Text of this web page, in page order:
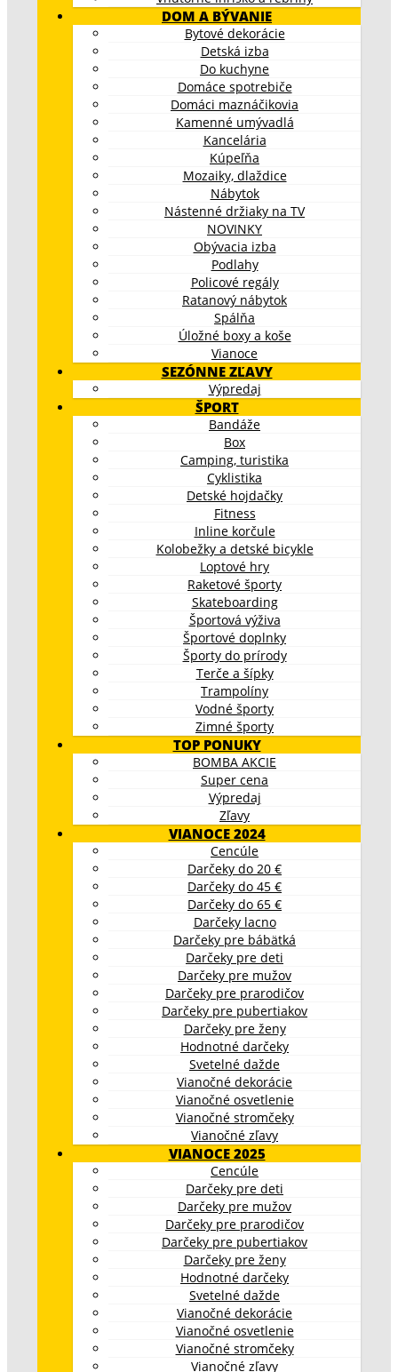
DOM A BÝVANIE
Bytové dekorácie
Detská izba
Do kuchyne
Domáce spotrebiče
Domáci maznáčikovia
Kamenné umývadlá
Kancelária
Kúpeľňa
Mozaiky, dlaždice
Nábytok
Nástenné držiaky na TV
NOVINKY
Obývacia izba
Podlahy
Policové regály
Ratanový nábytok
Spálňa
Úložné boxy a koše
Vianoce
SEZÓNNE ZĽAVY
Výpredaj
ŠPORT
Bandáže
Box
Camping, turistika
Cyklistika
Detské hojdačky
Fitness
Inline korčule
Kolobežky a detské bicykle
Loptové hry
Raketové športy
Skateboarding
Športová výživa
Športové doplnky
Športy do prírody
Terče a šípky
Trampolíny
Vodné športy
Zimné športy
TOP PONUKY
BOMBA AKCIE
Super cena
Výpredaj
Zľavy
VIANOCE 2024
Cencúle
Darčeky do 20 €
Darčeky do 45 €
Darčeky do 65 €
Darčeky lacno
Darčeky pre bábätká
Darčeky pre deti
Darčeky pre mužov
Darčeky pre prarodičov
Darčeky pre pubertiakov
Darčeky pre ženy
Hodnotné darčeky
Svetelné dažde
Vianočné dekorácie
Vianočné osvetlenie
Vianočné stromčeky
Vianočné zľavy
VIANOCE 2025
Cencúle
Darčeky pre deti
Darčeky pre mužov
Darčeky pre prarodičov
Darčeky pre pubertiakov
Darčeky pre ženy
Hodnotné darčeky
Svetelné dažde
Vianočné dekorácie
Vianočné osvetlenie
Vianočné stromčeky
Vianočné zľavy